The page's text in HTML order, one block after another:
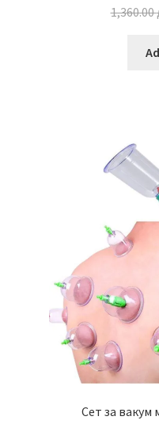
1,360.00
Сет за вакум